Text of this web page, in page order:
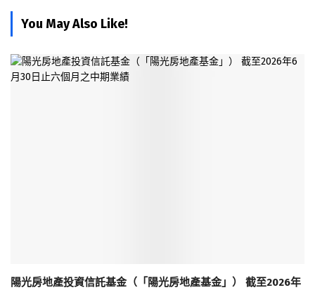
You May Also Like!
陽光房地產投資信託基金（「陽光房地產基金」） 截至2026年